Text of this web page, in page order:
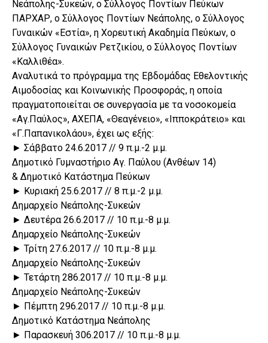
Νεάπολης-Συκεών, ο Σύλλογος Ποντίων Πεύκων
ΠΑΡΧΑΡ, ο Σύλλογος Ποντίων Νεάπολης, ο Σύλλογος
Γυναικών «Εστία», η Χορευτική Ακαδημία Πεύκων, ο
Σύλλογος Γυναικών Ρετζικίου, ο Σύλλογος Ποντίων
«Καλλιθέα».
Αναλυτικά το πρόγραμμα της Εβδομάδας Εθελοντικής
Αιμοδοσίας και Κοινωνικής Προσφοράς, η οποία
πραγματοποιείται σε συνεργασία με τα νοσοκομεία
«Αγ.Παύλος», ΑΧΕΠΑ, «Θεαγένειο», «Ιπποκράτειο» και
«Γ.Παπανικολάου», έχει ως εξής:
► Σάββατο 24.6.2017 // 9 π.μ.-2 μ.μ.
Δημοτικό Γυμναστήριο Αγ. Παύλου (Ανθέων 14)
& Δημοτικό Κατάστημα Πεύκων
► Κυριακή 25.6.2017 // 8 π.μ.-2 μ.μ.
Δημαρχείο Νεάπολης-Συκεών
► Δευτέρα 26.6.2017 // 10 π.μ.-8 μ.μ.
Δημαρχείο Νεάπολης-Συκεών
► Τρίτη 27.6.2017 // 10 π.μ.-8 μ.μ.
Δημαρχείο Νεάπολης-Συκεών
► Τετάρτη 286.2017 // 10 π.μ.-8 μ.μ.
Δημαρχείο Νεάπολης-Συκεών
► Πέμπτη 296.2017 // 10 π.μ.-8 μ.μ.
Δημοτικό Κατάστημα Νεάπολης
► Παρασκευή 306.2017 // 10 π.μ.-8 μ.μ.